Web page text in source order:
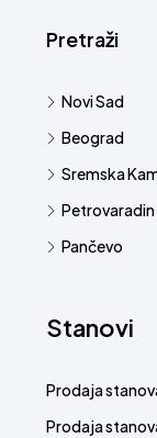
Pretraži
Novi Sad
Beograd
Sremska
Petrovaradin
Pančevo
Stanovi
Prodaja
Prodaja